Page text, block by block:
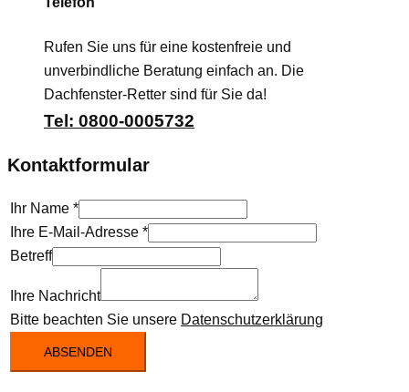
Rufen Sie uns für eine kostenfreie und
unverbindliche Beratung einfach an. Die
Dachfenster-Retter sind für Sie da!
Tel: 0800-0005732
Kontaktformular
Ihr Name *
Ihre E-Mail-Adresse *
Betreff
Ihre Nachricht
Bitte beachten Sie unsere Datenschutzerklärung
ABSENDEN